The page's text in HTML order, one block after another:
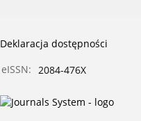
Deklaracja dostępności
eISSN:
2084-476X